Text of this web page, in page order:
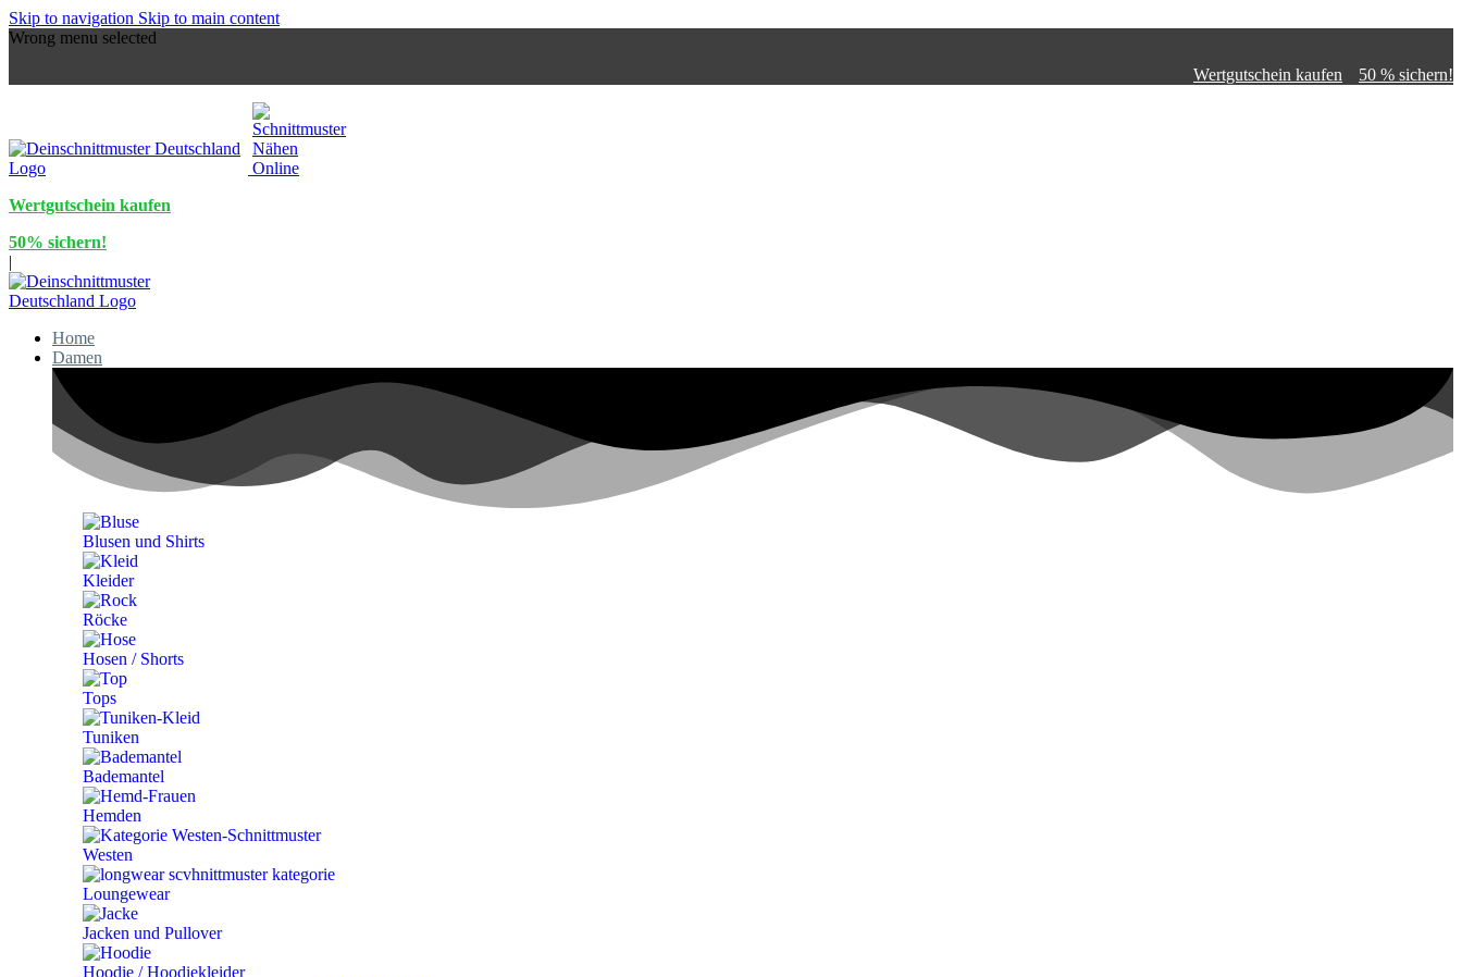
Skip to navigation Skip to main content
Wrong menu selected
Wertgutschein kaufen
50 % sichern!
Wertgutschein kaufen
50% sichern!
|
Home
Damen
Blusen und Shirts
Kleider
Röcke
Hosen / Shorts
Tops
Tuniken
Bademantel
Hemden
Westen
Loungewear
Jacken und Pullover
Hoodie / Hoodiekleider